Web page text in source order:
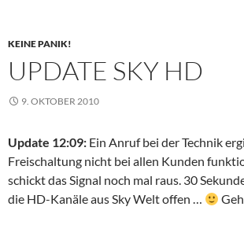
KEINE PANIK!
UPDATE SKY HD
9. OKTOBER 2010
Update 12:09: Ein Anruf bei der Technik
Freischaltung nicht bei allen Kunden
schickt das Signal noch mal raus. 30
die HD-Kanäle aus Sky Welt offen …